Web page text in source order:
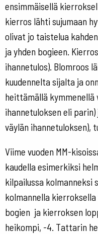
ensimmäisellä
kierros lähti sujumaan
olivat jo taistelua
ja yhden bogieen.
ihannetulos). Blomroos
kuudennelta sijalta ja
heittämällä kymmenellä
ihannetuloksen eli
väylän ihannetuloksen),
Viime vuoden MM-
kaudella esimerkiksi
kilpailussa
kolmannella
bogien ja kierroksen
heikompi, -4. Tattarin